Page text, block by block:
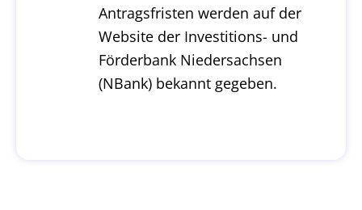
Antragsfristen werden auf der
Website der Investitions- und
Förderbank Niedersachsen
(NBank) bekannt gegeben.